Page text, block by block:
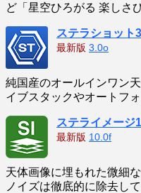
ど「星空ひろがる 楽しさ
ステラショット3
最新版 3.0o
純国産のオールインワン
イブスタックやオートフ
ステライメージ
最新版 10.0f
天体画像に埋もれた微細
ノイズは徹底的に除去し